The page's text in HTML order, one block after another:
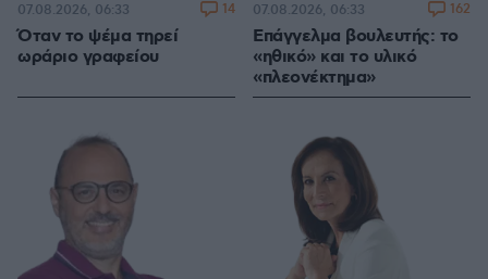
Όταν το ψέμα τηρεί
ωράριο γραφείου
07.08.2026, 06:33 14
Επάγγελμα βουλευτής: το
«ηθικό» και το υλικό
«πλεονέκτημα»
07.08.2026, 06:33 162